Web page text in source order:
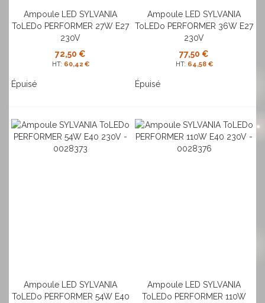
Ampoule LED SYLVANIA
ToLEDo PERFORMER 27W E27
230V
72,50 €
60,42 €
Épuisé
Ampoule LED SYLVANIA
ToLEDo PERFORMER 36W E27
230V
77,50 €
64,58 €
Épuisé
Ampoule LED SYLVANIA
ToLEDo PERFORMER 54W E40
Ampoule LED SYLVANIA
ToLEDo PERFORMER 110W